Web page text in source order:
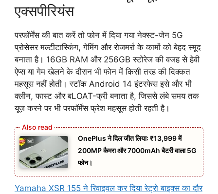
एक्सपीरियंस
परफॉर्मेंस की बात करें तो फोन में दिया गया नेक्स्ट-जेन 5G
प्रोसेसर मल्टीटास्किंग, गेमिंग और रोजमर्रा के कामों को बेहद स्मूद
बनाता है। 16GB RAM और 256GB स्टोरेज की वजह से हेवी
ऐप्स या गेम खेलने के दौरान भी फोन में किसी तरह की दिक्कत
महसूस नहीं होती। स्टॉक Android 14 इंटरफेस इसे और भी
क्लीन, फास्ट और बLOAT-फ्री बनाता है, जिससे लंबे समय तक
यूज़ करने पर भी परफॉर्मेंस फ्रेश महसूस होती रहती है।
OnePlus ने दिल जीत लिया: ₹13,999 में
200MP कैमरा और 7000mAh बैटरी वाला 5G
फोन।
Yamaha XSR 155 ने रिवाइवल कर दिया रेट्रो बाइक्स का दौर